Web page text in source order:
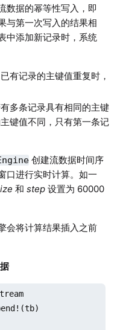
数据的幂等性写入，即
与第一次写入的结果相
中添加新记录时，系统
有记录的主键值重复时，
多条记录具有相同的主键
键值不同，只有第一条记
创建流数据时间序
口进行实时计算。如一
和 step 设置为 60000
会将计算结果插入之前